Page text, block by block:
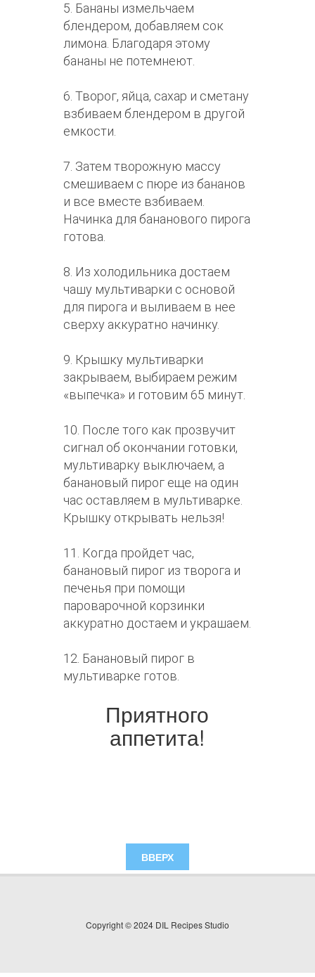
5. Бананы измельчаем
блендером, добавляем сок
лимона. Благодаря этому
бананы не потемнеют.
6. Творог, яйца, сахар и сметану
взбиваем блендером в другой
емкости.
7. Затем творожную массу
смешиваем с пюре из бананов
и все вместе взбиваем.
Начинка для бананового пирога
готова.
8. Из холодильника достаем
чашу мультиварки с основой
для пирога и выливаем в нее
сверху аккуратно начинку.
9. Крышку мультиварки
закрываем, выбираем режим
«выпечка» и готовим 65 минут.
10. После того как прозвучит
сигнал об окончании готовки,
мультиварку выключаем, а
банановый пирог еще на один
час оставляем в мультиварке.
Крышку открывать нельзя!
11. Когда пройдет час,
банановый пирог из творога и
печенья при помощи
пароварочной корзинки
аккуратно достаем и украшаем.
12. Банановый пирог в
мультиварке готов.
Приятного
аппетита!
ВВЕРХ
Copyright © 2024 DIL Recipes Studio